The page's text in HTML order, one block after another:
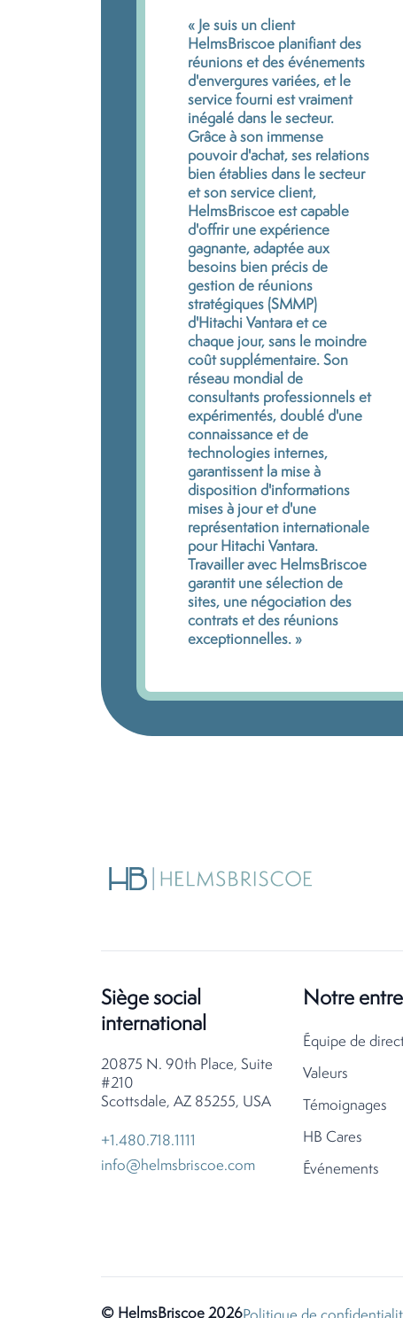
« Je suis un client
HelmsBriscoe planifiant des
réunions et des événements
d'envergures variées, et le
service fourni est vraiment
inégalé dans le secteur.
Grâce à son immense
pouvoir d'achat, ses relations
bien établies dans le secteur
et son service client,
HelmsBriscoe est capable
d'offrir une expérience
gagnante, adaptée aux
besoins bien précis de
gestion de réunions
stratégiques (SMMP)
d'Hitachi Vantara et ce
chaque jour, sans le moindre
coût supplémentaire. Son
réseau mondial de
consultants professionnels et
expérimentés, doublé d'une
connaissance et de
technologies internes,
garantissent la mise à
disposition d'informations
mises à jour et d'une
représentation internationale
pour Hitachi Vantara.
Travailler avec HelmsBriscoe
garantit une sélection de
sites, une négociation des
contrats et des réunions
exceptionnelles. »
Siège social
international
20875 N. 90th Place, Suite
#210
Scottsdale, AZ 85255, USA
+1.480.718.1111
info@helmsbriscoe.com
Notre
Équipe de
Valeurs
Témoignages
HB Cares
Événements
© HelmsBriscoe 2026